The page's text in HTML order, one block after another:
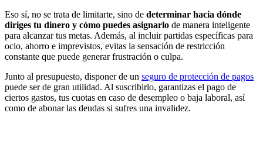
Eso sí, no se trata de limitarte, sino de determinar hacia dónde
diriges tu dinero y cómo puedes asignarlo de manera inteligente
para alcanzar tus metas. Además, al incluir partidas específicas para
ocio, ahorro e imprevistos, evitas la sensación de restricción
constante que puede generar frustración o culpa.
Junto al presupuesto, disponer de un seguro de protección de pagos
puede ser de gran utilidad. Al suscribirlo, garantizas el pago de
ciertos gastos, tus cuotas en caso de desempleo o baja laboral, así
como de abonar las deudas si sufres una invalidez.